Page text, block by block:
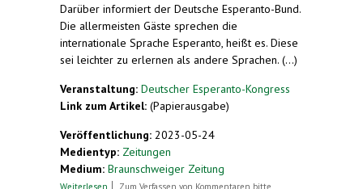
Darüber informiert der Deutsche Esperanto-Bund.
Die allermeisten Gäste sprechen die
internationale Sprache Esperanto, heißt es. Diese
sei leichter zu erlernen als andere Sprachen. (...)
Veranstaltung: Deutscher Esperanto-Kongress
Link zum Artikel: (Papierausgabe)
Veröffentlichung: 2023-05-24
Medientyp: Zeitungen
Medium: Braunschweiger Zeitung
Weiterlesen über Hier kann man kostenlos Esperanto lernen
Zum Verfassen von Kommentaren bitte